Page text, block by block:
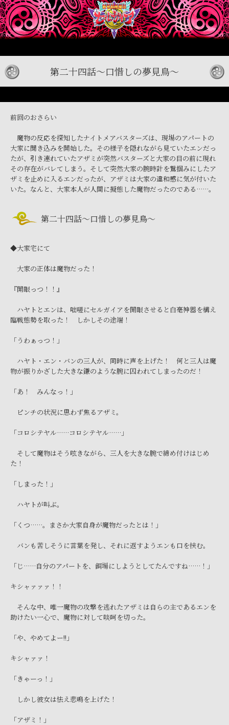
第二十四話～口惜しの夢見鳥～
前回のおさらい
魔物の反応を探知したナイトメアバスターズは、現場のアパートの
大家に聞き込みを開始した。その様子を隠れながら見ていたエンだっ
たが、引き連れていたアザミが突然バスターズと大家の目の前に現れ
その存在がバレてしまう。そして突然大家の腕時計を鷲掴みにしたア
ザミを止めに入るエンだったが、アザミは大家の違和感に気が付いた
いた。なんと、大家本人が人間に擬態した魔物だったのである……。
第二十四話～口惜しの夢見鳥～
◆大家宅にて
大家の正体は魔物だった！
『開眼っつ！！』
ハヤトとエンは、咄嗟にセルガイアを開眼させると白毫神器を構え
臨戦態勢を取った！ しかしその途端！
「うわぁっつ！」
ハヤト・エン・バンの三人が、同時に声を上げた！ 何と三人は魔
物が振りかざした大きな鎌のような腕に囚われてしまったのだ！
「あ！ みんなっ！」
ピンチの状況に思わず焦るアザミ。
「コロシテヤル……コロシテヤル……」
そして魔物はそう呟きながら、三人を大きな腕で締め付けはじめ
た！
「しまった！」
ハヤトが叫ぶ。
「くつ……。まさか大家自身が魔物だったとは！」
バンも苦しそうに言葉を発し、それに返すようエンも口を挟む。
「じ……自分のアパートを、餌場にしようとしてたんですね……！」
キシャァァァ！！
そんな中、唯一魔物の攻撃を逃れたアザミは自らの主であるエンを
助けたい一心で、魔物に対して啖呵を切った。
「や、やめてよー!!」
キシャァァ！
「きゃーっ！」
しかし彼女は怯え悲鳴を上げた！
「アザミ！」